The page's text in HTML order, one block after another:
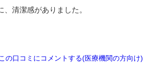
清潔感がありました。
の口コミにコメントする(医療機関の方向け)